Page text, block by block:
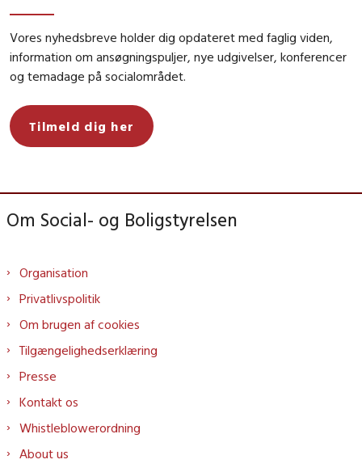
Vores nyhedsbreve holder dig opdateret med faglig viden,
information om ansøgningspuljer, nye udgivelser, konferencer
og temadage på socialområdet.
Tilmeld dig her
Om Social- og Boligstyrelsen
Organisation
Privatlivspolitik
Om brugen af cookies
Tilgængelighedserklæring
Presse
Kontakt os
Whistleblowerordning
About us